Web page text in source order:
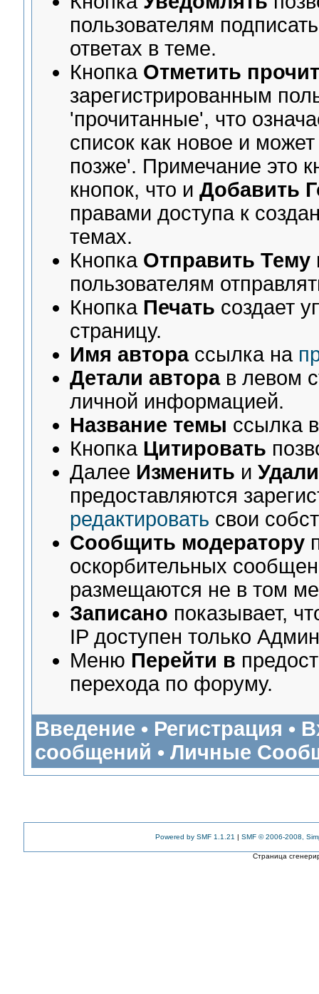
пользователям
ответах в теме.
Кнопка Отметить
зарегистрированным
'прочитанные', что
список как новое и
позже'. Примечание это
кнопок, что иДобавить
правами доступа к
темах.
Кнопка Отправить Тему
пользователям
Кнопка Печать создает
страницу.
Имя авторассылка на
Детали авторав левом
личной информацией.
Название темы ссылка
Кнопка Цитировать
Далее Изменить и
предоставляются
редактировать свои
Сообщить модератору
оскорбительных
размещаются не в том
Записано показывает,
IP доступен только
Меню Перейти в
перехода по форуму.
Введение • Регистрация •
сообщений • Личные
Powered by SMF 1.1.21 | SMF © 2006-2008,
Страница